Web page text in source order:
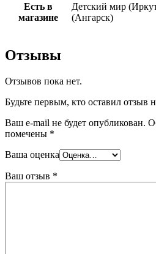
Есть в
магазине
Детский мир
(Ангарск)
Отзывы
Отзывов пока нет.
Будьте первым, кто оставил отзыв
Ваш e-mail не будет опубликован.
помечены *
Ваша оценка
Ваш отзыв *